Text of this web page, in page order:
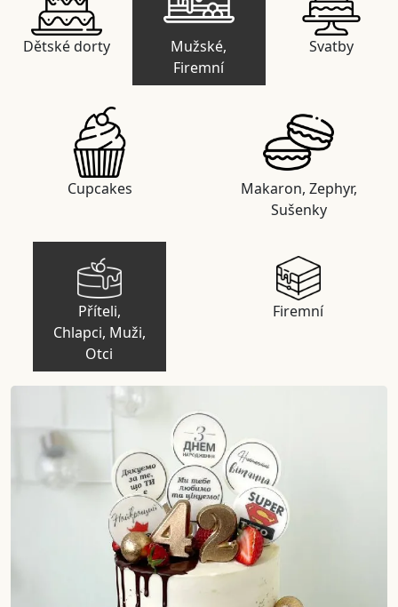
Dětské dorty
Mužské,
Firemní
Svatby
Cupcakes
Makaron, Zephyr,
Sušenky
Příteli,
Chlapci, Muži,
Otci
Firemní